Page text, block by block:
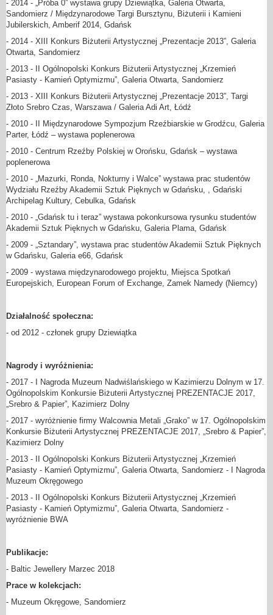
- 2014 - „Próba 0” wystawa grupy Dziewiątka, Galeria Otwarta,
Sandomierz / Międzynarodowe Targi Bursztynu, Biżuterii i Kamieni
Jubilerskich, Amberif 2014, Gdańsk
- 2014 - XIII Konkurs Biżuterii Artystycznej „Prezentacje 2013”, Galeria
Otwarta, Sandomierz
- 2013 - II Ogólnopolski Konkurs Biżuterii Artystycznej „Krzemień
Pasiasty - Kamień Optymizmu”, Galeria Otwarta, Sandomierz
- 2013 - XIII Konkurs Biżuterii Artystycznej „Prezentacje 2013”, Targi
Złoto Srebro Czas, Warszawa / Galeria Adi Art, Łódź
- 2010 - II Międzynarodowe Sympozjum Rzeźbiarskie w Grodźcu, Galeria
Parter, Łódź – wystawa poplenerowa
- 2010 - Centrum Rzeźby Polskiej w Orońsku, Gdańsk – wystawa
poplenerowa
- 2010 - „Mazurki, Ronda, Nokturny i Walce” wystawa prac studentów
Wydziału Rzeźby Akademii Sztuk Pięknych w Gdańsku, , Gdański
Archipelag Kultury, Cebulka, Gdańsk
- 2010 - „Gdańsk tu i teraz” wystawa pokonkursowa rysunku studentów
Akademii Sztuk Pięknych w Gdańsku, Galeria Plama, Gdańsk
- 2009 - „Sztandary”, wystawa prac studentów Akademii Sztuk Pięknych
w Gdańsku, Galeria e66, Gdańsk
- 2009 - wystawa międzynarodowego projektu, Miejsca Spotkań
Europejskich, European Forum of Exchange, Zamek Namedy (Niemcy)
Działalność społeczna:
- od 2012 - członek grupy Dziewiątka
Nagrody i wyróżnienia:
- 2017 - I Nagroda Muzeum Nadwiślańskiego w Kazimierzu Dolnym w 17.
Ogólnopolskim Konkursie Biżuterii Artystycznej PREZENTACJE 2017,
„Srebro & Papier”, Kazimierz Dolny
- 2017 - wyróżnienie firmy Walcownia Metali „Grako” w 17. Ogólnopolskim
Konkursie Biżuterii Artystycznej PREZENTACJE 2017, „Srebro & Papier”,
Kazimierz Dolny
- 2013 - II Ogólnopolski Konkurs Biżuterii Artystycznej „Krzemień
Pasiasty - Kamień Optymizmu”, Galeria Otwarta, Sandomierz - I Nagroda
Muzeum Okręgowego
- 2013 - II Ogólnopolski Konkurs Biżuterii Artystycznej „Krzemień
Pasiasty - Kamień Optymizmu”, Galeria Otwarta, Sandomierz -
wyróżnienie BWA
Publikacje:
- Baltic Jewellery Marzec 2018
Prace w kolekcjach:
- Muzeum Okręgowe, Sandomierz